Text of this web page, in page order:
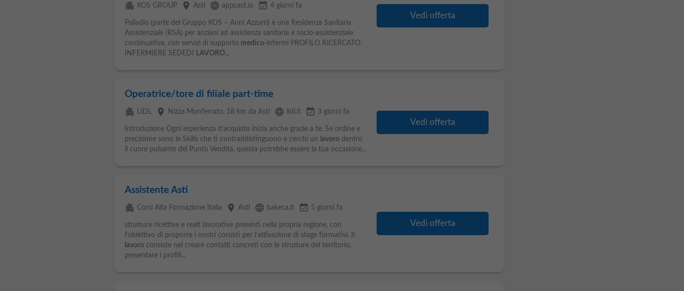
apartment KOS GROUP place Asti language appcast.io event_available 4 giorni fa
Palladio (parte del Gruppo KOS – Anni Azzurri) è una Residenza Sanitaria
Assistenziale (RSA) per anziani ad assistenza sanitaria e socio‑assistenziale
continuativa, con servizi di supporto medico‑infermi PROFILO RICERCATO:
INFERMIERE SEDEDI
LAVORO...
Vedi offerta
Operatrice/tore di filiale part-time
apartment LIDL place Nizza Monferrato, 18 km da Asti language lidl.it event_available 3 giorni fa
Introduzione Ogni esperienza d’acquisto inizia anche grazie a te. Se ordine e
precisione sono le Skills che ti contraddistinguono e cerchi un lavorodentro
il cuore pulsante del Punto Vendita, questa potrebbe essere la tua occasione...
Vedi offerta
Assistente Asti
apartment Corsi Alta Formazione Italia place Asti language bakeca.it event_available 5 giorni fa
strutture ricettive e realt lavorative presenti nella propria regione, con
l’obiettivo di proporre i nostri corsisti per l’attivazione di stage formativi. Il
lavoroconsiste nel creare contatti concreti con le strutture del territorio,
presentare i profili...
Vedi offerta